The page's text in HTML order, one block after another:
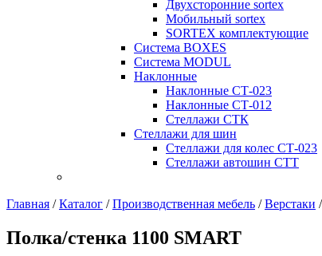
Двухсторонние sortex
Мобильный sortex
SORTEX комплектующие
Система BOXES
Система MODUL
Наклонные
Наклонные СТ-023
Наклонные СТ-012
Стеллажи СТК
Стеллажи для шин
Стеллажи для колес СТ-023
Стеллажи автошин СТТ
Главная /Каталог /Производственная мебель /Верстаки /
Полка/стенка 1100 SMART